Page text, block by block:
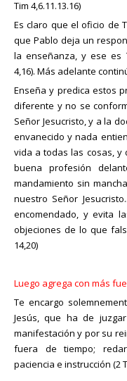
Tim 4,6.11.13.16)
Es claro que el oficio de
que Pablo deja un
la enseñanza, y ese es
4,16). Más adelante
Enseña y predica estos
diferente y no se
Señor Jesucristo, y a la
envanecido y nada
vida a todas las cosas, y
buena profesión
mandamiento sin
nuestro Señor
encomendado, y evita
objeciones de lo que
14,20)
Luego agrega con más
Te encargo
Jesús, que ha de
manifestación y por su
fuera de tiempo;
paciencia e instrucción (2